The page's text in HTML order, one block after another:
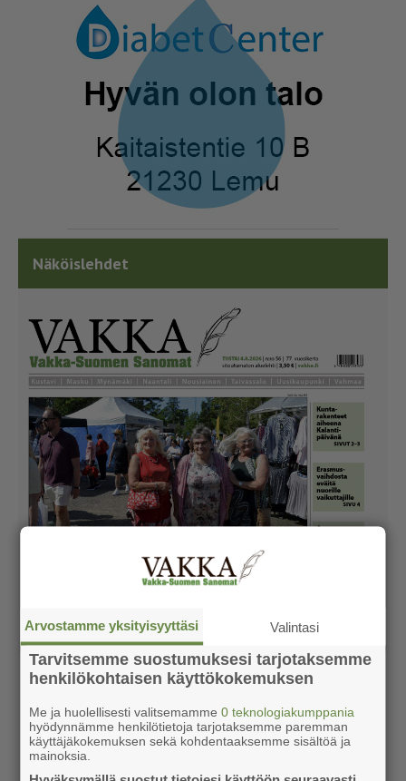
Näköislehdet
Arvostamme yksityisyyttäsi Valintasi
Tarvitsemme suostumuksesi tarjotaksemme
henkilökohtaisen käyttökokemuksen
Me ja huolellisesti valitsemamme0 teknologiakumppania
hyödynnämme henkilötietoja tarjotaksemme paremman
käyttäjäkokemuksen sekä kohdentaaksemme sisältöä ja
mainoksia.